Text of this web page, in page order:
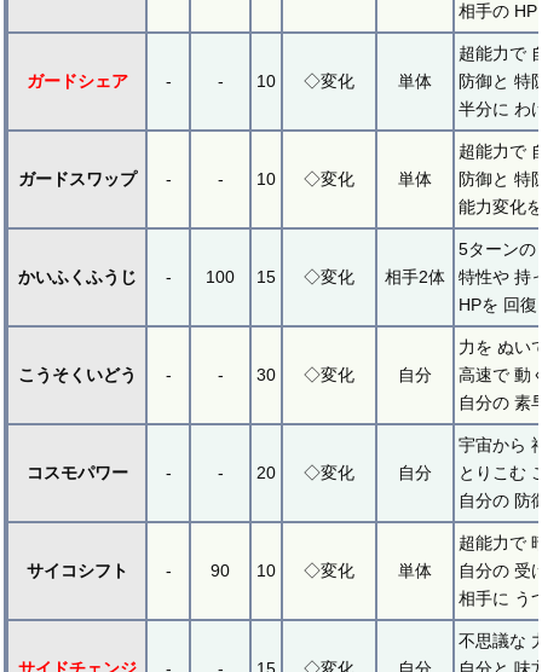
相手の HP
ガードシェア - - 10 ◇変化 単体
超能力で
防御と 特
半分に わ
ガードスワップ - - 10 ◇変化 単体
超能力で
防御と 特
能力変化
かいふくふうじ - 100 15 ◇変化 相手2体
5ターンの
特性や 持
HPを 回
こうそくいどう - - 30 ◇変化 自分
力を ぬい
高速で 動
自分の 素
コスモパワー - - 20 ◇変化 自分
宇宙から
とりこむ
自分の 防
サイコシフト - 90 10 ◇変化 単体
超能力で
自分の 受
相手に う
サイドチェンジ - - 15 ◇変化 自分
不思議な
自分と 味